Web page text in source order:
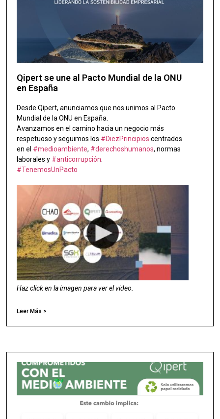
Qipert se une al Pacto Mundial de la ONU
en España
Desde Qipert, anunciamos que nos unimos al Pacto
Mundial de la ONU en España.
Avanzamos en el camino hacia un negocio más
respetuoso y seguimos los #DiezPrincipios centrados
en el #medioambiente, #derechoshumanos, normas
laborales y #anticorrupción
#TenemosUnPacto
Haz click en la imagen para ver el video.
Leer Más >